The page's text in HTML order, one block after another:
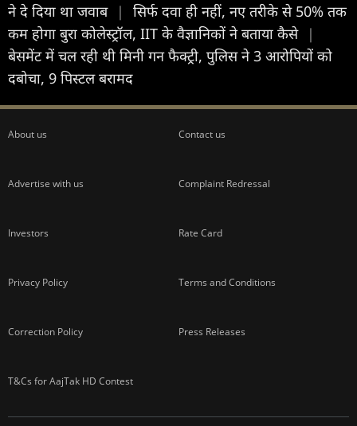
ने दे दिया था जवाब |
सिर्फ दवा ही नहीं, नए तरीके से 50% तक
कम होगा बुरा कोलेस्ट्रॉल, IIT के वैज्ञानिकों ने बताया कैसे |
बेसमेंट में चल रही थी मिनी गन फैक्ट्री, पुलिस ने 3 आरोपियों को
दबोचा, 9 पिस्टल बरामद
About us Contact us
Advertise with us Complaint Redressal
Investors Rate Card
Privacy Policy Terms and Conditions
Correction Policy Press Releases
T&Cs for AajTak HD Contest